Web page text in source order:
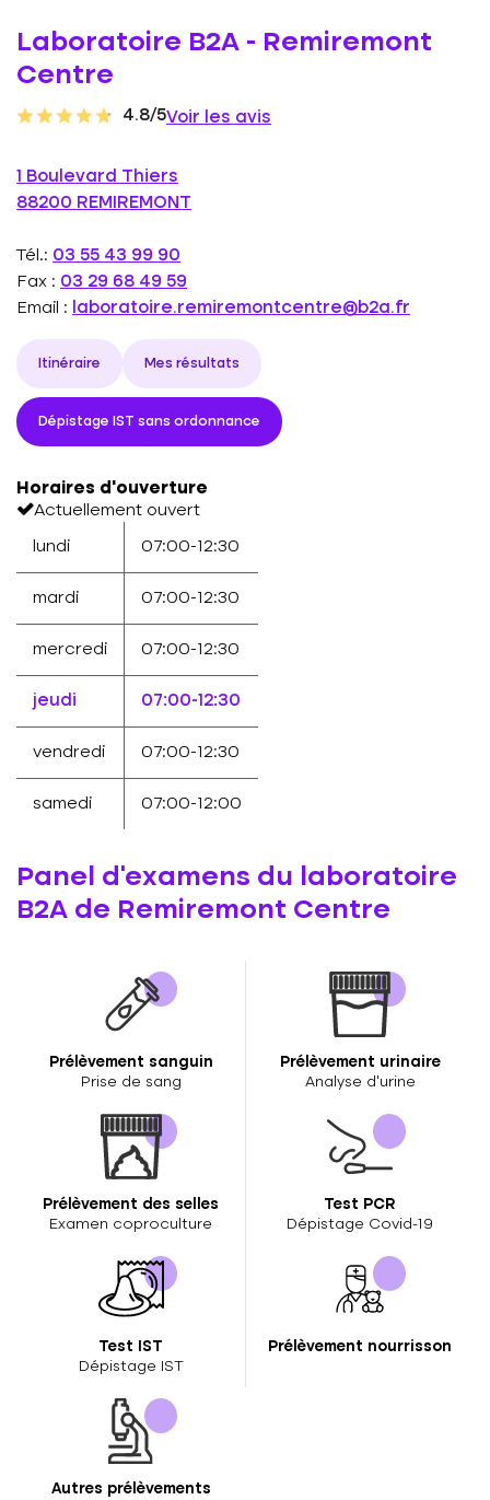
Laboratoire B2A - Remiremont
Centre
4.8/5Voir les avis
1 Boulevard Thiers
88200 REMIREMONT
Tél.: 03 55 43 99 90
Fax : 03 29 68 49 59
Email :
laboratoire.remiremontcentre@b2a.fr
Itinéraire Mes résultats
Dépistage IST sans ordonnance
Horaires d'ouverture
Actuellement ouvert
lundi 07:00-12:30
mardi 07:00-12:30
mercredi 07:00-12:30
jeudi 07:00-12:30
vendredi 07:00-12:30
samedi 07:00-12:00
Panel d'examens du laboratoire
B2A de Remiremont Centre
Prélèvement sanguin
Prise de sang
Prélèvement urinaire
Analyse d’urine
Prélèvement des selles
Examen coproculture
Test PCR
Dépistage Covid-19
Test IST
Dépistage IST
Prélèvement nourrisson
Autres prélèvements